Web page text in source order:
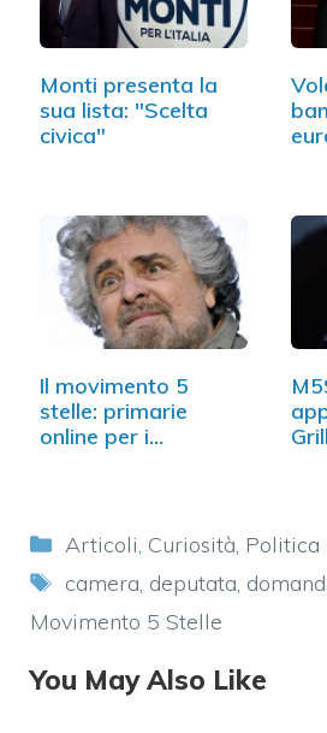
Monti presenta la
sua lista: "Scelta
civica"
Il movimento 5
stelle: primarie
online per i
Categorie
Articoli Curiosità Politica
Tag
camera deputata
Movimento 5 Stelle
You May Also Like